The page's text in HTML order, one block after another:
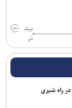
لیگ برتر شرکت
دارم/ توانایی
مراکش رسید
چینی
بیش
تر
در راه شیری